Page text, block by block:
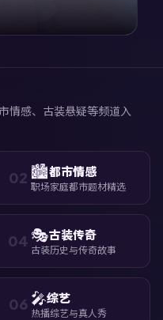
情感、古装悬疑等频道入
02 🏙️都市情感
职场家庭都市题材精选
04 🎭古装传奇
古装历史与传奇故事
06 🎤综艺
热播综艺与真人秀